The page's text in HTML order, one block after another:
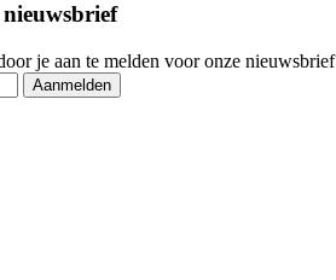
je aan te melden voor onze nieuwsbrief
Aanmelden